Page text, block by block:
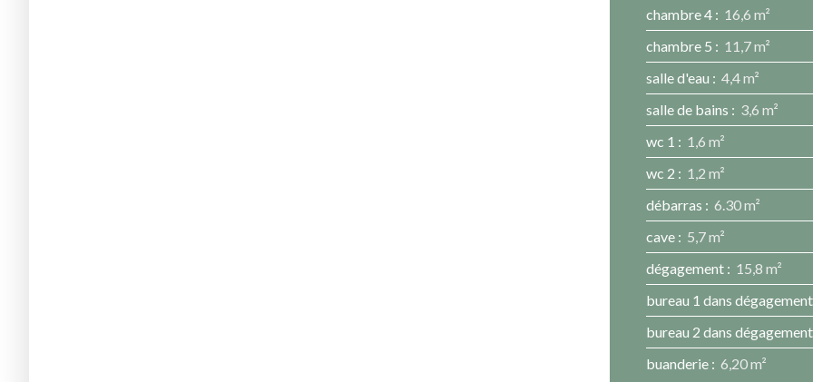
chambre 4 : 16,6 m²
chambre 5 : 11,7 m²
salle d'eau : 4,4 m²
salle de bains : 3,6 m²
wc 1 : 1,6 m²
wc 2 : 1,2 m²
débarras : 6.30 m²
cave : 5,7 m²
dégagement : 15,8 m²
bureau 1 dans dégagement
bureau 2 dans dégagement
buanderie : 6,20 m²